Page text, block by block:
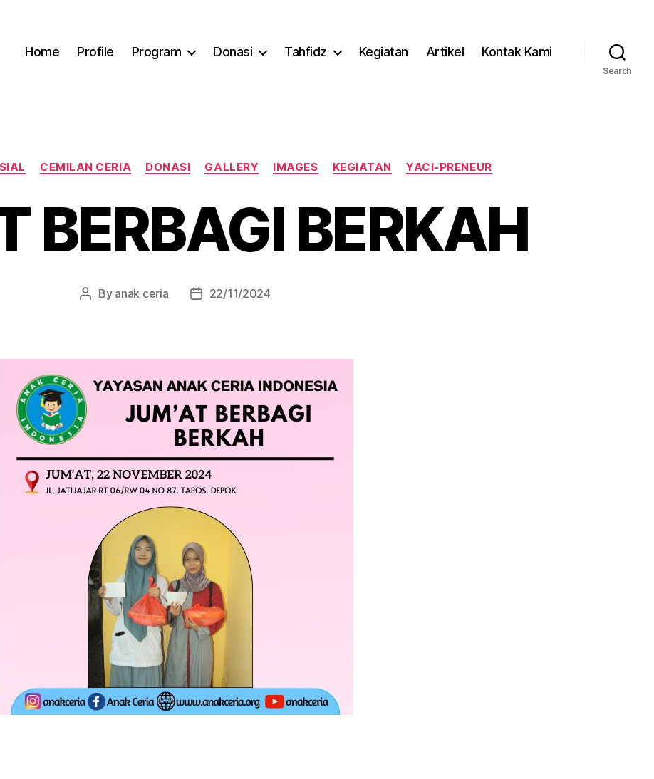
Home Profile Program Donasi Tahfidz Kegiatan Artikel Kontak Kami
Search
Categories
CEMILAN CERIA DONASI GALLERY IMAGES KEGIATAN YACI-PRENEUR
BERBAGI BERKAH
Post
By anak ceria
Post22/11/2024